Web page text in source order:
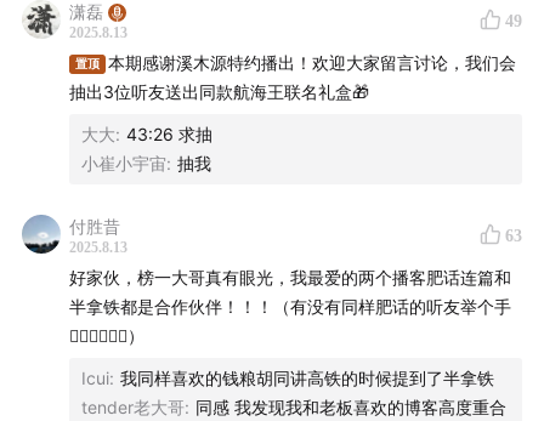
溪木源是全肤质敏感肌第一品牌
群提供安全、有效、愉悦的护肤体验。不同肤质的敏感肌
决全肤质敏肌保湿修护，
题。为照顾敏感肌人群的多元功效需求，还推出专注痘敏
肌祛痘的 愈创木系列
男士专研的控油系列
溪木源男士航海王联名系列——极光冒险启航，追逐少年
气，征服油腻！
潇磊
2025.8.13
49
置顶
本期感谢溪木源特约播出！欢迎大家留言讨论，我们会
抽出3位听友送出同款航海王联名礼盒🎁
大大: 43:26 求抽
小崔小宇宙: 抽我
付胜昔
2025.8.13
63
好家伙，榜一大哥真有眼光，我最爱的两个播客肥话连篇和
半拿铁都是合作伙伴！！！（有没有同样肥话的听友举个手
🙋🏻‍♂️🙋🏻‍♀️）
Icui: 我同样喜欢的钱粮胡同讲高铁的时候提到了半拿铁
tender老大哥: 同感 我发现我和老板喜欢的博客高度重合